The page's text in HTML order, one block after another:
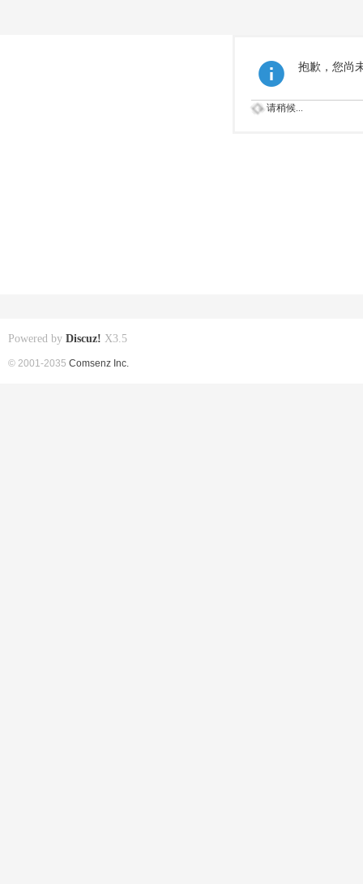
抱歉，您尚
请稍候...
Powered by Discuz! X3.5
© 2001-2035 Comsenz Inc.